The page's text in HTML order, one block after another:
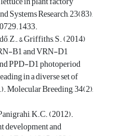
Systems Research, 23(83),
Z., & Griffiths, S. (2014)
B1 and VRN-D1
PPD-D1 photoperiod
in a diverse set of
Molecular Breeding, 34(2),
K.C. (2012).
development and